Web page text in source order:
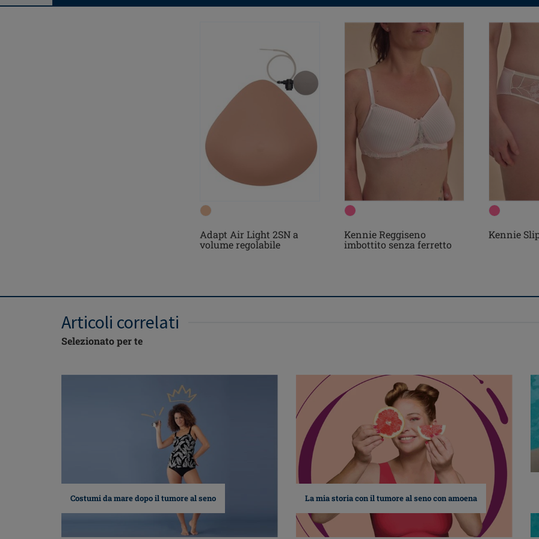
Adapt Air Light 2SN a
volume regolabile
Kennie Reggiseno
imbottito senza ferretto
Kennie
Articoli correlati
Selezionato per te
Costumi da mare dopo il tumore al seno La mia storia con il tumore al seno con amoena